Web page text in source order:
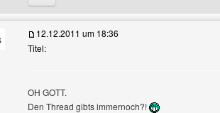
Profile anzeigen
12.12.2011 um 18:36
Titel:
OH GOTT.
Den Thread gibts immernoch?!